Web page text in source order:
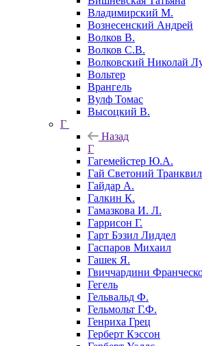
Владимирский М.
Вознесенский Андрей
Волков В.
Волков С.В.
Волковский Николай
Вольтер
Врангель
Вулф Томас
Высоцкий В.
Г
Назад
Г
Гагемейстер Ю.А.
Гай Светоний
Гайдар А.
Галкин К.
Гамазкова И. Л.
Гаррисон Г.
Гарт Бэзил Лиддел
Гаспаров Михаил
Гашек Я.
Гвиччардини
Гегель
Гельвальд Ф.
Гельмольт Г.Ф.
Генриха Грец
Герберт Кэссон